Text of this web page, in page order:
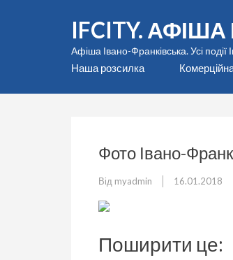
IFCITY.
Афіша Івано-Франківська. Усі події
Наша розсилка
Фото Івано-
Від myadmin 16.01.2018
Поширити це: